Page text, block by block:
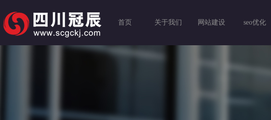
首页 关于我们 网站建设 seo优化